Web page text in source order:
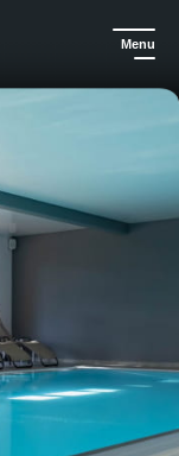
Menu
Hotel & Spa Au Chasseur - Entdeckungsreise 3 Nächte